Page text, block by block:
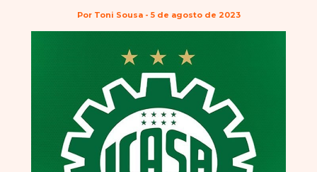
Por Toni Sousa - 5 de agosto de 2023